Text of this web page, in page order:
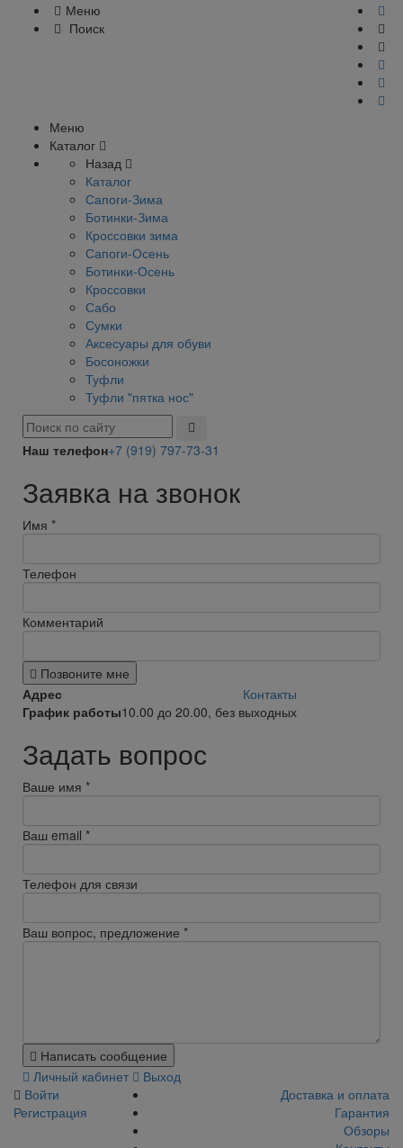
Меню
Поиск
Меню
Каталог
Назад
Каталог
Сапоги-Зима
Ботинки-Зима
Кроссовки зима
Сапоги-Осень
Ботинки-Осень
Кроссовки
Сабо
Сумки
Аксесуары для обуви
Босоножки
Туфли
Туфли "пятка нос"
Наш телефон+7 (919) 797-73-31
Заявка на звонок
Имя *
Телефон
Комментарий
Позвоните мне
Адрес
Контакты
График работы10.00 до 20.00, без выходных
Задать вопрос
Ваше имя *
Ваш email *
Телефон для связи
Ваш вопрос, предложение *
Написать сообщение
Личный кабинет
Выход
Войти
Регистрация
Доставка и оплата
Гарантия
Обзоры